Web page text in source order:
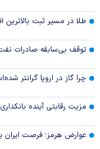
طلا در مسیر ثبت
توقف بی‌سابقه صادرات
چرا گاز در اروپا گرانتر
مزیت رقابتی آینده
عوارض هرمز؛ فرصت ایران